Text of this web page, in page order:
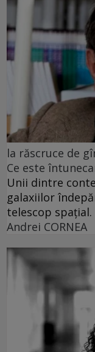
la răscruce de
Ce este
Unii dintre
galaxiilor
telescop spațial.
Andrei CORNEA